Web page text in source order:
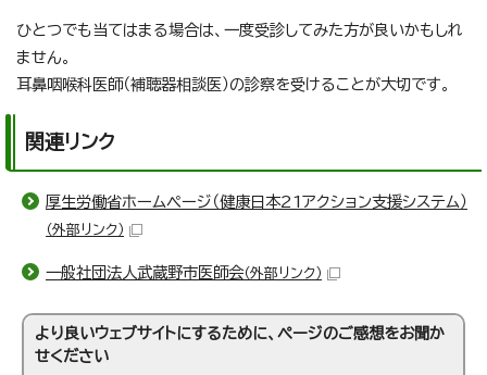
ひとつでも当てはまる場合は、一度受診してみた方が良いかもしれ
ません。
耳鼻咽喉科医師（補聴器相談医）の診察を受けることが大切です。
関連リンク
厚生労働省ホームページ（健康日本21アクション支援システム）
（外部リンク）
一般社団法人武蔵野市医師会（外部リンク）
より良いウェブサイトにするために、ページのご感想をお聞か
せください